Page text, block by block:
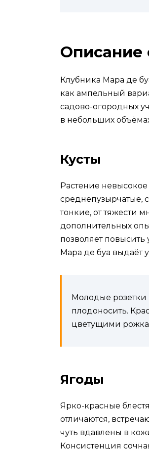
Описание
Клубника Мара де
как ампельный
садово-огородных
в небольших
Кусты
Растение невысокое
среднепузырчатые,
тонкие, от тяжести
дополнительных
позволяет повысить
Мара де буа выдаёт
Молодые розетки
плодоносить.
цветущими
Ягоды
Ярко-красные
отличаются,
чуть вдавлены в
Консистенция